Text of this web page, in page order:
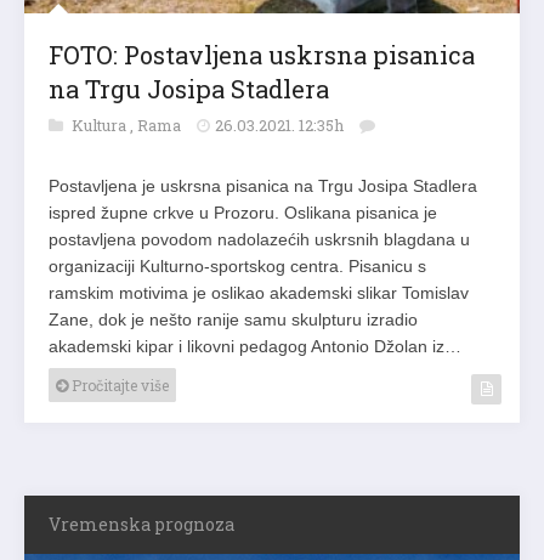
FOTO: Postavljena uskrsna pisanica
na Trgu Josipa Stadlera
Kultura , Rama 26.03.2021. 12:35h
Postavljena je uskrsna pisanica na Trgu Josipa Stadlera
ispred župne crkve u Prozoru. Oslikana pisanica je
postavljena povodom nadolazećih uskrsnih blagdana u
organizaciji Kulturno-sportskog centra. Pisanicu s
ramskim motivima je oslikao akademski slikar Tomislav
Zane, dok je nešto ranije samu skulpturu izradio
akademski kipar i likovni pedagog Antonio Džolan iz…
Pročitajte više
Vremenska prognoza